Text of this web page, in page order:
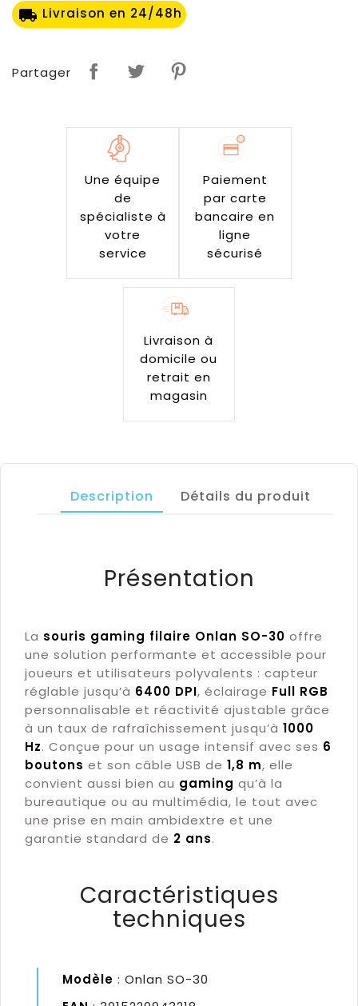
local_shipping Livraison en 24/48h
Partager
Une équipe
de
spécialiste à
votre
service
Paiement
par carte
bancaire en
ligne
sécurisé
Livraison à
domicile ou
retrait en
magasin
Description Détails du produit
Présentation
La souris gaming filaire Onlan SO-30 offre
une solution performante et accessible pour
joueurs et utilisateurs polyvalents : capteur
réglable jusqu’à 6400 DPI, éclairage Full RGB
personnalisable et réactivité ajustable grâce
à un taux de rafraîchissement jusqu’à 1000
Hz. Conçue pour un usage intensif avec ses 6
boutons et son câble USB de 1,8 m, elle
convient aussi bien au gaming qu’à la
bureautique ou au multimédia, le tout avec
une prise en main ambidextre et une
garantie standard de 2 ans.
Caractéristiques
techniques
Modèle : Onlan SO-30